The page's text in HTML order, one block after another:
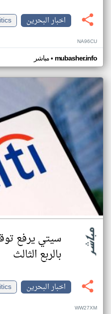
اخبار البحرين
NA96CU
مباشر• mubasher.info
سيتي يرفع
بالربع الثالث
اخبار البحرين
WW27XM